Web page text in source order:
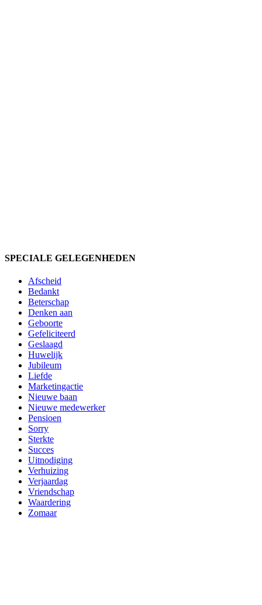
SPECIALE GELEGENHEDEN
Afscheid
Bedankt
Beterschap
Denken aan
Geboorte
Gefeliciteerd
Geslaagd
Huwelijk
Jubileum
Liefde
Marketingactie
Nieuwe baan
Nieuwe medewerker
Pensioen
Sorry
Sterkte
Succes
Uitnodiging
Verhuizing
Verjaardag
Vriendschap
Waardering
Zomaar